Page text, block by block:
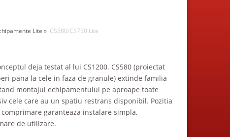
Lite » CS580/CS750 Lite
deja testat al lui CS1200. CS580 (proiectat
pana la cele in faza de granule) extinde familia
montajul echipamentului pe aproape toate
cele care au un spatiu restrans disponibil. Pozitia
garanteaza instalare simpla,
de utilizare.